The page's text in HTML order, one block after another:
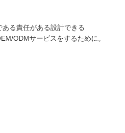
る責任がある設計できる
ODMサービスをするために。